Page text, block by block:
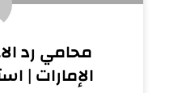
محامي رد
الإمارات |